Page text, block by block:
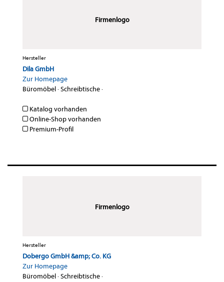
Firmenlogo
Hersteller
Dila GmbH
Zur Homepage
Büromöbel·Schreibtische·
Katalog vorhanden
Online-Shop vorhanden
Premium-Profil
Firmenlogo
Hersteller
Dobergo GmbH &amp; Co. KG
Zur Homepage
Büromöbel·Schreibtische·